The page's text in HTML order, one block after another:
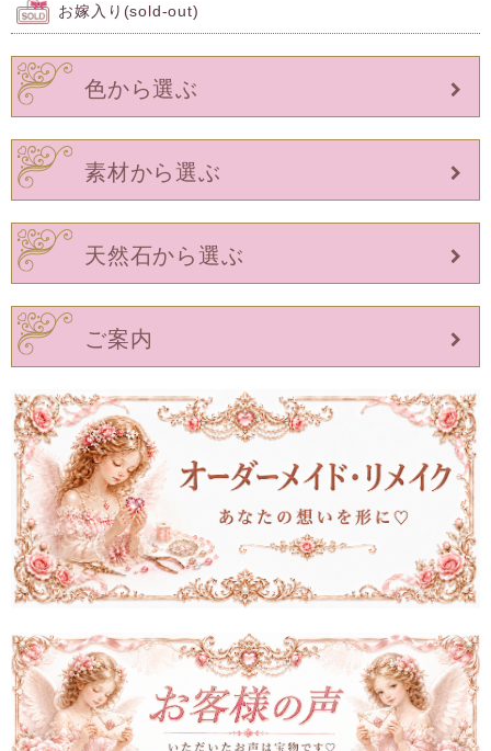
お嫁入り(sold-out)
色から選ぶ
素材から選ぶ
天然石から選ぶ
ご案内